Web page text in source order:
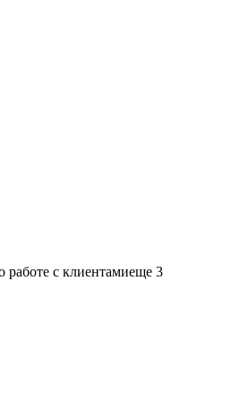
с клиентамиеще 3